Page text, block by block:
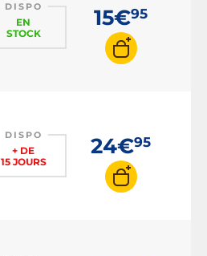
DISPO
EN
STOCK
15€95
DISPO
+ DE
15 JOURS
24€95